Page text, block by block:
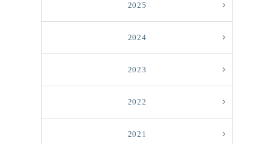
2025
2024
2023
2022
2021